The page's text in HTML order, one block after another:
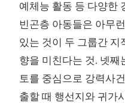
예체능 활동 등 다양한
빈곤층 아동들은 아무
있는 것이 두 그룹간 지
향을 미친다는 것. 넷째
토를 중심으로 강력사
출할 때 행선지와 귀가